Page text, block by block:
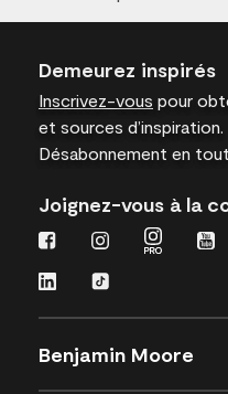
Demeurez inspirés
Inscrivez-vous pour
et sources d’inspiration.
Désabonnement en
Joignez-vous à la
Benjamin Moore